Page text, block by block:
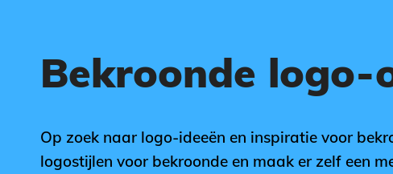
Bekroonde
Op zoek naar logo-ideeën en inspiratie voor
logostijlen voor bekroonde en maak er zelf een